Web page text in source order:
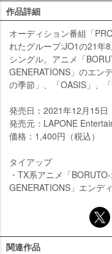
作品詳細
オーディション番組「
れたグループ:JO1の21年
シングル。アニメ「
GENERATIONS」のエン
の季節」、「OASIS」、
発売日：2021年12月15日
発売元：LAPONE
価格：1,400円（税込）
タイアップ
・TX系アニメ「
GENERATIONS」エンデ
関連作品